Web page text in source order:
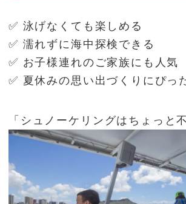
✅ 泳げなくても楽しめる
✅ 濡れずに海中探検できる
✅ お子様連れのご家族にも人気
✅ 夏休みの思い出づくりにぴっ
「シュノーケリングはちょっと